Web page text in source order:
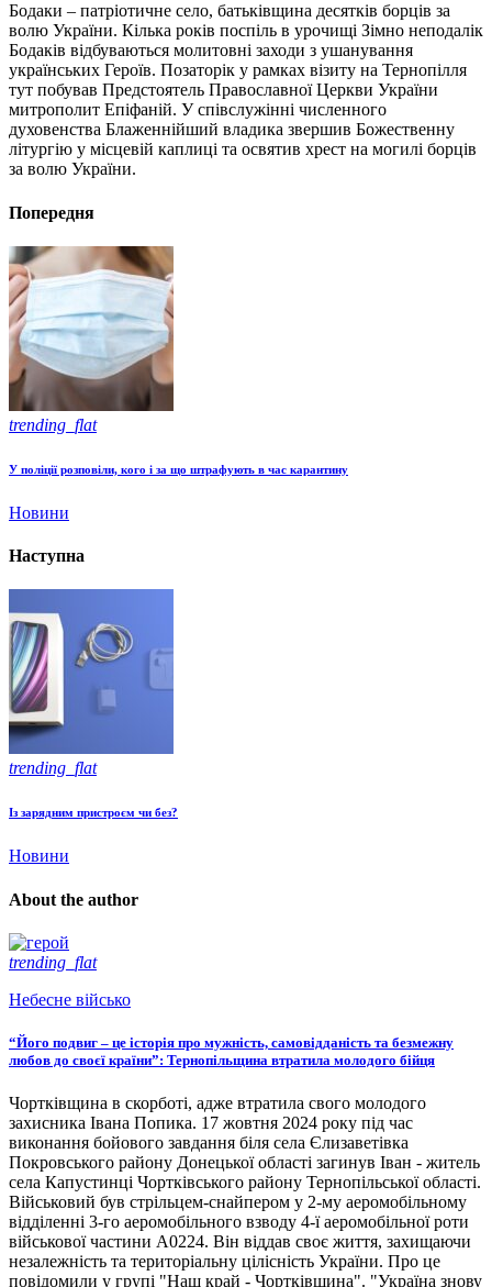
Бодаки – патріотичне село, батьківщина десятків борців за
волю України. Кілька років поспіль в урочищі Зімно неподалік
Бодаків відбуваються молитовні заходи з ушанування
українських Героїв. Позаторік у рамках візиту на Тернопілля
тут побував Предстоятель Православної Церкви України
митрополит Епіфаній. У співслужінні численного
духовенства Блаженнійший владика звершив Божественну
літургію у місцевій каплиці та освятив хрест на могилі борців
за волю України.
Попередня
trending_flat
У поліції розповіли, кого і за що штрафують в час карантину
Новини
Наступна
trending_flat
Із зарядним пристроєм чи без?
Новини
About the author
trending_flat
Небесне військо
“Його подвиг – це історія про мужність, самовідданість та безмежну
любов до своєї країни”: Тернопільщина втратила молодого бійця
Чортківщина в скорботі, адже втратила свого молодого
захисника Івана Попика. 17 жовтня 2024 року під час
виконання бойового завдання біля села Єлизаветівка
Покровського району Донецької області загинув Іван - житель
села Капустинці Чортківського району Тернопільської області.
Військовий був стрільцем-снайпером у 2-му аеромобільному
відділенні 3-го аеромобільного взводу 4-ї аеромобільної роти
військової частини А0224. Він віддав своє життя, захищаючи
незалежність та територіальну цілісність України. Про це
повідомили у групі "Наш край - Чортківщина". "Україна знову